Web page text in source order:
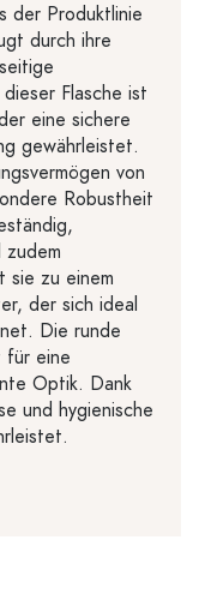
der Produktlinie
durch ihre
Flasche ist
eine sichere
gewährleistet.
von
Robustheit
sie zu einem
der sich ideal
Die runde
für eine
Optik. Dank
und hygienische